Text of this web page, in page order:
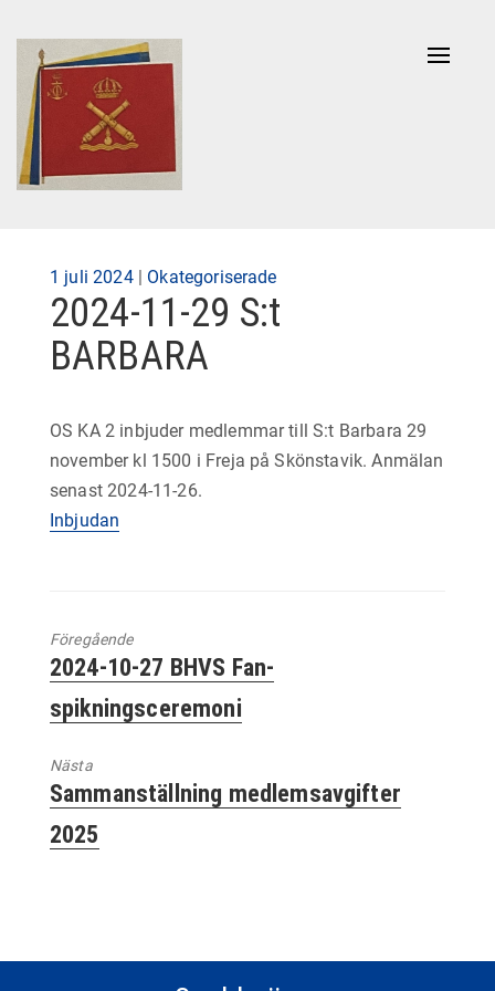
Publicerad
på
1 juli 2024| Okategoriserade
2024-11-29 S:t
BARBARA
OS KA 2 inbjuder medlemmar till S:t Barbara 29
november kl 1500 i Freja på Skönstavik. Anmälan
senast 2024-11-26.
Inbjudan
Föregående
Föregående
2024-10-27 BHVS Fan-
spikningsceremoni
Nästa
Nästa
Sammanställning medlemsavgifter
2025